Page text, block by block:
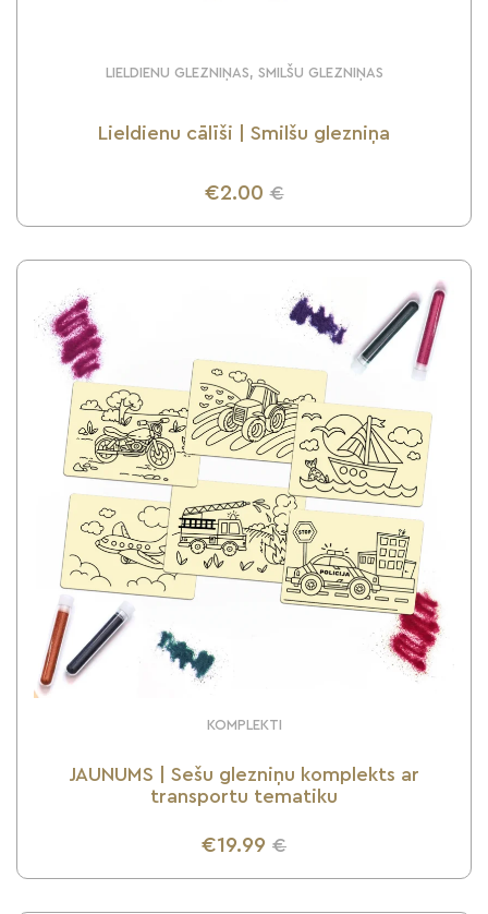
LIELDIENU GLEZNIŅAS, SMILŠU GLEZNIŅAS
Lieldienu cālīši | Smilšu glezniņa
€2.00 €
UZZINI VAIRĀK
KOMPLEKTI
JAUNUMS | Sešu glezniņu komplekts ar
transportu tematiku
€19.99 €
UZZINI VAIRĀK